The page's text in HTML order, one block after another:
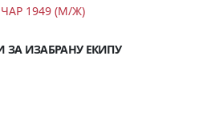
1949 (М/Ж)
ИЗАБРАНУ ЕКИПУ